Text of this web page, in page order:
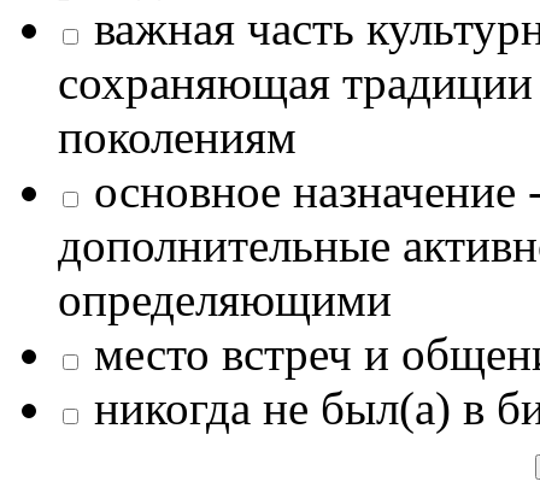
важная часть
сохраняющая
поколениям
основное назначение
дополнительные
определяющими
место встреч и
никогда не был(а) в